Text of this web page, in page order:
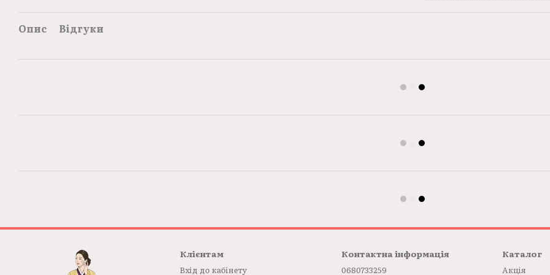
Опис Відгуки
Клієнтам
Вхід до кабінету
Контактна інформація
0680733259
Каталог
Акція